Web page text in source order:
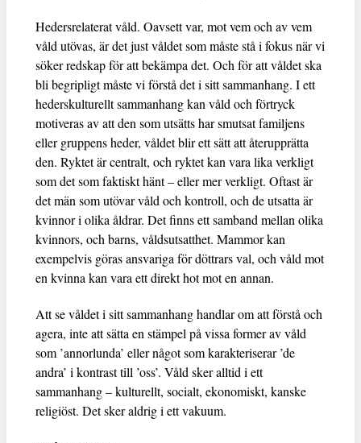
Hedersrelaterat våld. Oavsett var, mot vem och av vem
våld utövas, är det just våldet som måste stå i fokus när vi
söker redskap för att bekämpa det. Och för att våldet ska
bli begripligt måste vi förstå det i sitt sammanhang. I ett
hederskulturellt sammanhang kan våld och förtryck
motiveras av att den som utsätts har smutsat familjens
eller gruppens heder, våldet blir ett sätt att återupprätta
den. Ryktet är centralt, och ryktet kan vara lika verkligt
som det som faktiskt hänt – eller mer verkligt. Oftast är
det män som utövar våld och kontroll, och de utsatta är
kvinnor i olika åldrar. Det finns ett samband mellan olika
kvinnors, och barns, våldsutsatthet. Mammor kan
exempelvis göras ansvariga för döttrars val, och våld mot
en kvinna kan vara ett direkt hot mot en annan.
Att se våldet i sitt sammanhang handlar om att förstå och
agera, inte att sätta en stämpel på vissa former av våld
som ’annorlunda’ eller något som karakteriserar ’de
andra’ i kontrast till ’oss’. Våld sker alltid i ett
sammanhang – kulturellt, socialt, ekonomiskt, kanske
religiöst. Det sker aldrig i ett vakuum.